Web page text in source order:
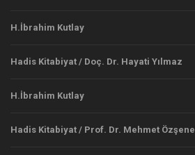
H.İbrahim Kutlay
Hadis Kitabiyat / Doç. Dr. Hayati Yılmaz
H.İbrahim Kutlay
Hadis Kitabiyat / Prof. Dr. Mehmet Özşenel